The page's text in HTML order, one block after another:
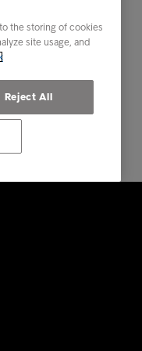
the storing of cookies
site usage, and
Reject All